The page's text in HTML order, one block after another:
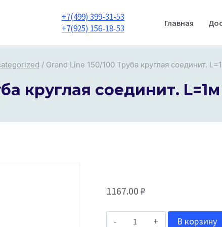
+7(499) 399-31-53
+7(925) 156-18-53
Главная
/ Grand Line 150/100 Труба круглая соединит.
круглая соединит.
1167.00 ₽
Количество
В корзину